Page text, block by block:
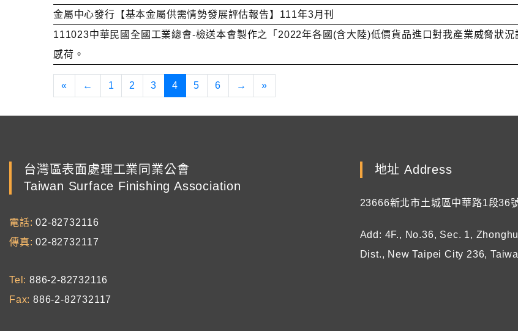
金屬中心發行【基本金屬供需情勢發展評估報告】111年3月刊
111023中華民國全國工業總會-檢送本會製作之「2022年各國(含大陸)低價貨品進口對我產業威脅狀
感荷。
« ← 1 2 3 4 5 6 → »
台灣區表面處理工業同業公會
Taiwan Surface Finishing Association
電話
02-82732116
傳真
02-82732117
Tel
886-2-82732116
Fax 886-2-82732117
地址 Address
23666新北市土城區中華路1段36
Add: 4F., No.36, Sec. 1,
Dist., New Taipei City 236,